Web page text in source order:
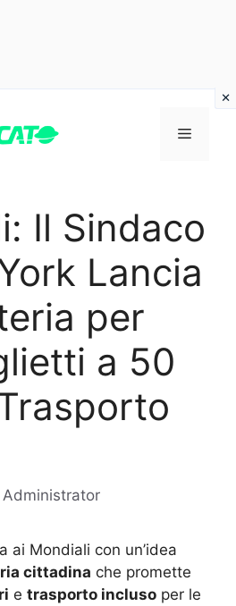
Menu
Il Sindaco
Lancia
per
a 50
Administrator
ai Mondiali con un’idea
cittadina che promette
e trasporto incluso per le